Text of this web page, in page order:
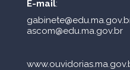
E-mail:
ascom@edu.ma.gov.br